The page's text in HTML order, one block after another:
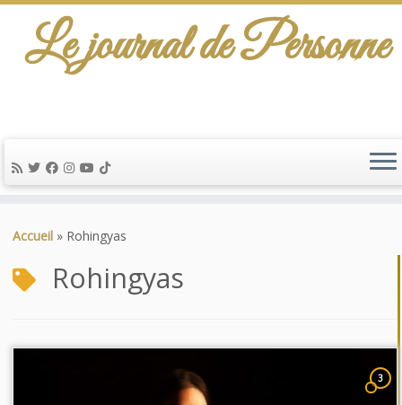
au
Le journal de Personne
Accueil » Rohingyas
Rohingyas
3